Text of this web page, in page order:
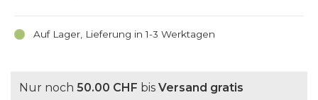
Auf Lager, Lieferung in 1-3 Werktagen
Nur noch 50.00 CHF bis Versand gratis